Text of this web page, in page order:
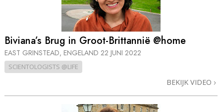
Biviana’s Brug in Groot-Brittannië @home
EAST GRINSTEAD, ENGELAND 22 JUNI 2022
SCIENTOLOGISTS @LIFE
BEKIJK VIDEO